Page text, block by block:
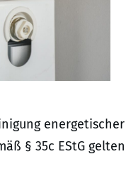
§ 35c EStG